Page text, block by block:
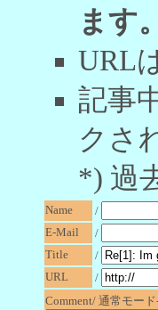
ます。
URL
記事
クさ
*) 過
Name
/
E-Mail
/
Title
/
URL
/
Comment/ 通常モード